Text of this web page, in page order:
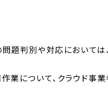
題判別や対応においては
業について、クラウド事